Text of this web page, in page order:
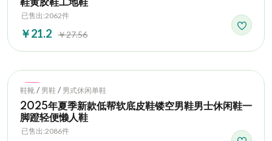
鞋黄胶鞋工地鞋
已售出:2062件
￥21.2 ￥27.56
Hot
鞋靴 / 男鞋 / 男式休闲单鞋
2025年夏季新款低帮软底皮鞋镂空男鞋男士休闲鞋一
脚蹬轻便懒人鞋
已售出:2086件